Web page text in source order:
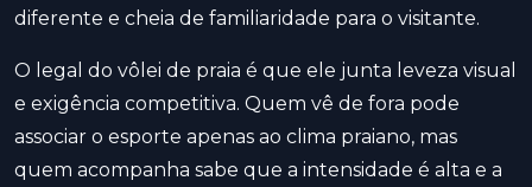
diferente e cheia de familiaridade para o visitante.
O legal do vôlei de praia é que ele junta leveza visual
e exigência competitiva. Quem vê de fora pode
associar o esporte apenas ao clima praiano, mas
quem acompanha sabe que a intensidade é alta e a